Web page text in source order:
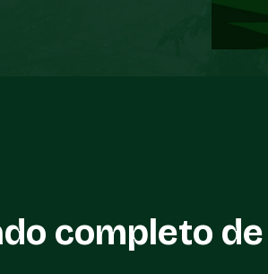
completo